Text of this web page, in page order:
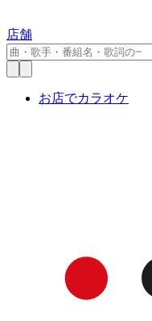
店舗
お店でカラオケ